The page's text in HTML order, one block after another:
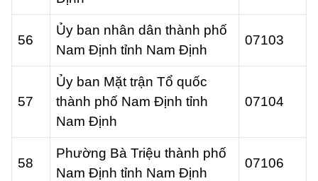
56
Ủy ban nhân dân thành phố
Nam Định tỉnh Nam Định
07103
57
Ủy ban Mặt trận Tổ quốc
thành phố Nam Định tỉnh
Nam Định
07104
58
Phường Bà Triệu thành phố
Nam Định tỉnh Nam Định
07106